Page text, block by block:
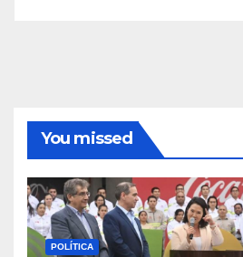
You missed
POLÍTICA